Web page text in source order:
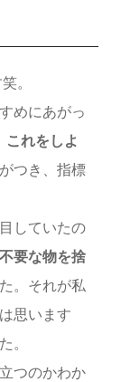
。
めにあがっ
れをしよ
つき、指標
していたの
不要な物を捨
。それが私
思います
。
つのかわか